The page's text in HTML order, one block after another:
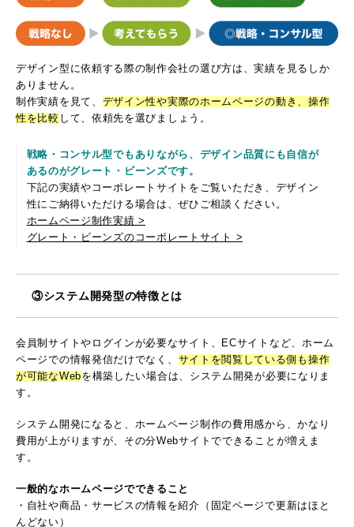
デザイン型に依頼する際の制作会社の選び方は、実績を見るしか
ありません。
制作実績を見て、 デザイン性や実際のホームページの動き、操作
性を比較 して、依頼先を選びましょう。
戦略・コンサル型でもありながら、デザイン品質にも自信が
あるのがグレート・ビーンズです。
下記の実績やコーポレートサイトをご覧いただき、デザイン
性にご納得いただける場合は、ぜひご相談ください。
ホームページ制作実績 >
グレート・ビーンズのコーポレートサイト >
③システム開発型の特徴とは
会員制サイトやログインが必要なサイト、ECサイトなど、ホーム
ページでの情報発信だけでなく、 サイトを閲覧している側も操作
が可能なWebを構築したい場合は、システム開発が必要になりま
す。
システム開発になると、ホームページ制作の費用感から、かなり
費用が上がりますが、その分Webサイトでできることが増えま
す。
一般的なホームページでできること
・自社や商品・サービスの情報を紹介（固定ページで更新はほと
んどない）